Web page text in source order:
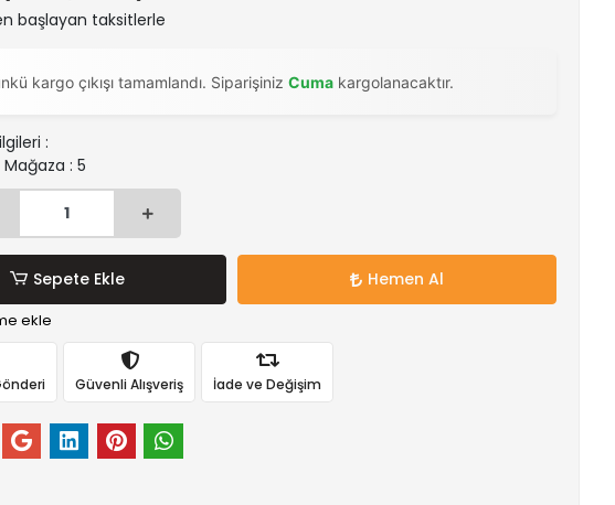
başlayan taksitlerle
kargo çıkışı tamamlandı. Siparişiniz Cuma kargolanacaktır.
:
: 5
Sepete Ekle Hemen Al
ekle
Güvenli Alışveriş İade ve Değişim